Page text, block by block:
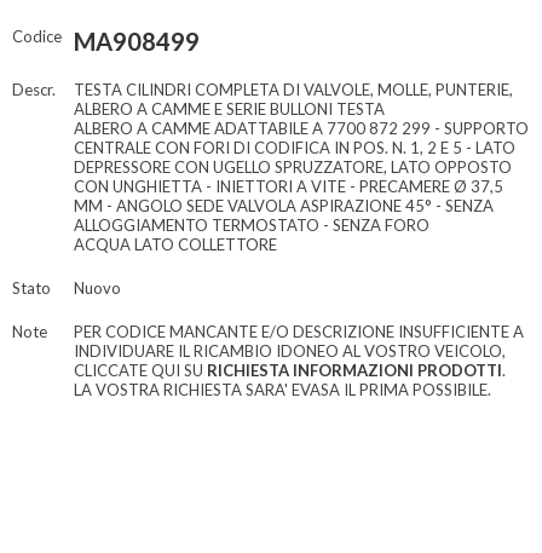
Codice MA908499
Descr.
TESTA CILINDRI COMPLETA DI VALVOLE, MOLLE, PUNTERIE,
ALBERO A CAMME E SERIE BULLONI TESTA
ALBERO A CAMME ADATTABILE A 7700 872 299 - SUPPORTO
CENTRALE CON FORI DI CODIFICA IN POS. N. 1, 2 E 5 - LATO
DEPRESSORE CON UGELLO SPRUZZATORE, LATO OPPOSTO
CON UNGHIETTA - INIETTORI A VITE - PRECAMERE Ø 37,5
MM - ANGOLO SEDE VALVOLA ASPIRAZIONE 45° - SENZA
ALLOGGIAMENTO TERMOSTATO - SENZA FORO
ACQUA LATO COLLETTORE
Stato Nuovo
Note
PER CODICE MANCANTE E/O DESCRIZIONE INSUFFICIENTE A
INDIVIDUARE IL RICAMBIO IDONEO AL VOSTRO VEICOLO,
CLICCATE QUI SU RICHIESTA INFORMAZIONI PRODOTTI.
LA VOSTRA RICHIESTA SARA' EVASA IL PRIMA POSSIBILE.